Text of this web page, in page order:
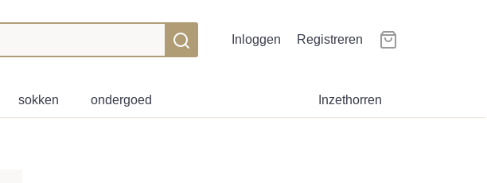
Inloggen Registreren
Inzethorren
sokken ondergoed